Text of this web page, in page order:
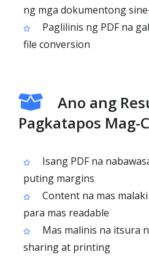
ng mga dokumentong
Paglilinis ng PDF na
file conversion
Ano ang
Pagkatapos Mag-
Isang PDF na
puting margins
Content na mas
para mas readable
Mas malinis na itsura
sharing at printing